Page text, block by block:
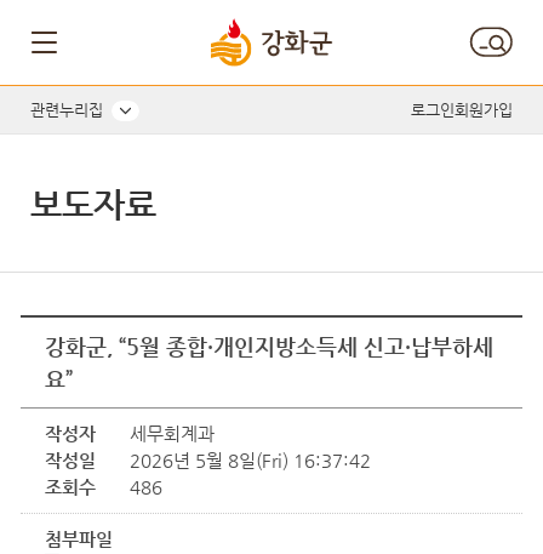
관련누리집 로그인회원가입
보도자료
강화군, “5월 종합·개인지방소득세 신고·납부하세
요”
작성자
세무회계과
작성일
2026년 5월 8일(Fri) 16:37:42
조회수
486
첨부파일